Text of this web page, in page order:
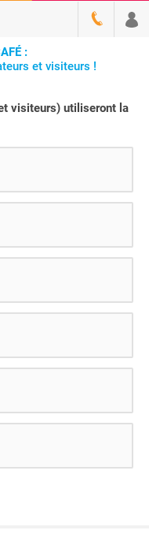
:
et visiteurs !
visiteurs) utiliseront la